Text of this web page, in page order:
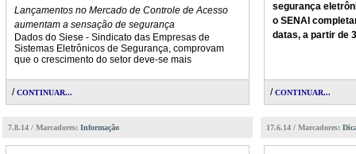
Lançamentos no Mercado de Controle de Acesso
aumentam a sensação de segurança
Dados do Siese - Sindicato das Empresas de
Sistemas Eletrônicos de Segurança, comprovam
que o crescimento do setor deve-se mais
/CONTINUAR...
segurança
o SENAI
datas, a partir de
/CONTINUAR...
7.8.14 / Marcadores: Informação 17.6.14 / Marcadores: